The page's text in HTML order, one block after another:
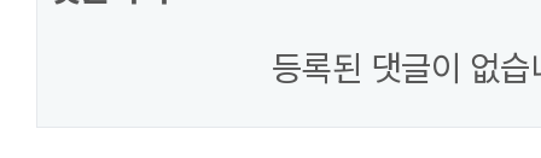
등록된 댓글이 없습